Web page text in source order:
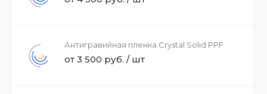
Антигравийная пленка Crystal Solid PPF
от 3 500 руб. / шт